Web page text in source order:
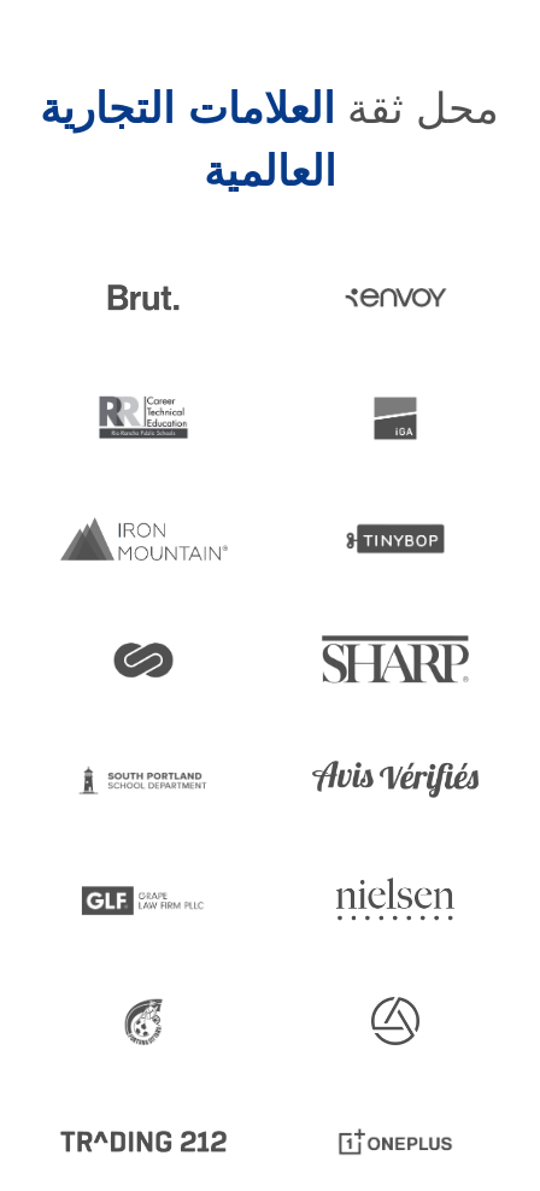
محل ثقة العلامات التجارية
العالمية